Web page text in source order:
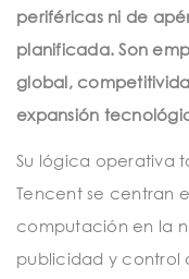
periféricas ni de
planificada. Son
global,
expansión
Su lógica operativa
Tencent se centran
computación en la
publicidad y control